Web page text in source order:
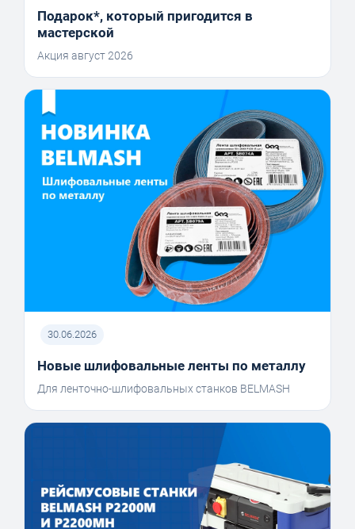
Подарок*, который пригодится в
мастерской
Акция август 2026
30.06.2026
Новые шлифовальные ленты по металлу
Для ленточно-шлифовальных станков BELMASH